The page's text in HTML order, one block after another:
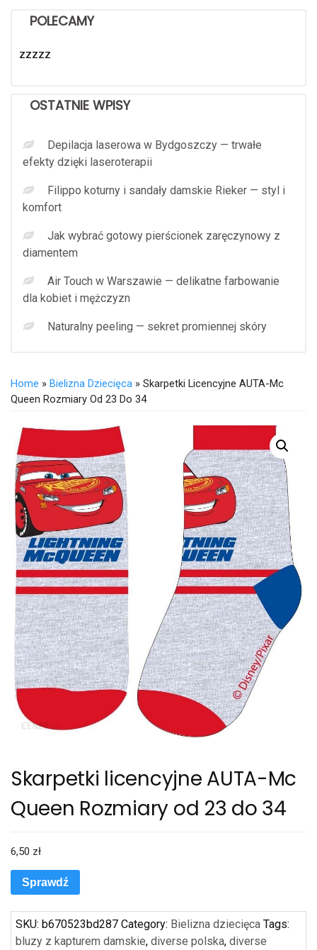
POLECAMY
zzzzz
OSTATNIE WPISY
Depilacja laserowa w Bydgoszczy — trwałe
efekty dzięki laseroterapii
Filippo koturny i sandały damskie Rieker — styl i
komfort
Jak wybrać gotowy pierścionek zaręczynowy z
diamentem
Air Touch w Warszawie — delikatne farbowanie
dla kobiet i mężczyzn
Naturalny peeling — sekret promiennej skóry
Home » Bielizna Dziecięca » Skarpetki Licencyjne AUTA-Mc
Queen Rozmiary Od 23 Do 34
Skarpetki licencyjne AUTA-Mc
Queen Rozmiary od 23 do 34
6,50 zł
Sprawdź
SKU: b670523bd287 Category: Bielizna dziecięca Tags:
bluzy z kapturem damskie, diverse polska, diverse